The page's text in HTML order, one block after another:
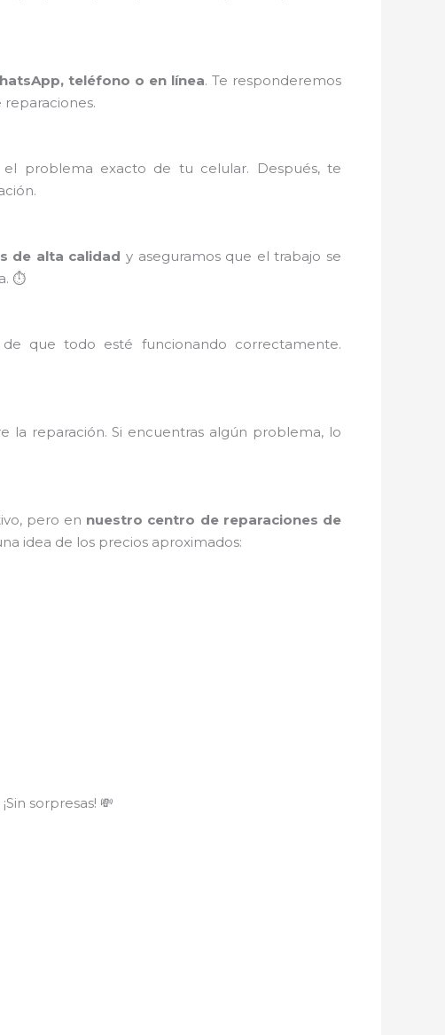
teléfono o en línea. Te responderemos
el problema exacto de tu celular. Después, te
de alta calidad y aseguramos que el trabajo se
⏱️
de que todo esté funcionando correctamente.
la reparación. Si encuentras algún problema, lo
pero en nuestro centro de reparaciones de
idea de los precios aproximados:
sorpresas! 💸